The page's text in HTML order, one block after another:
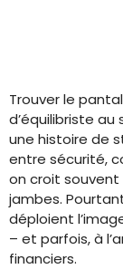
Trouver le
d’équilibriste au
une histoire de
entre sécurité,
on croit souvent
jambes.
déploient
– et parfois, à
financiers.